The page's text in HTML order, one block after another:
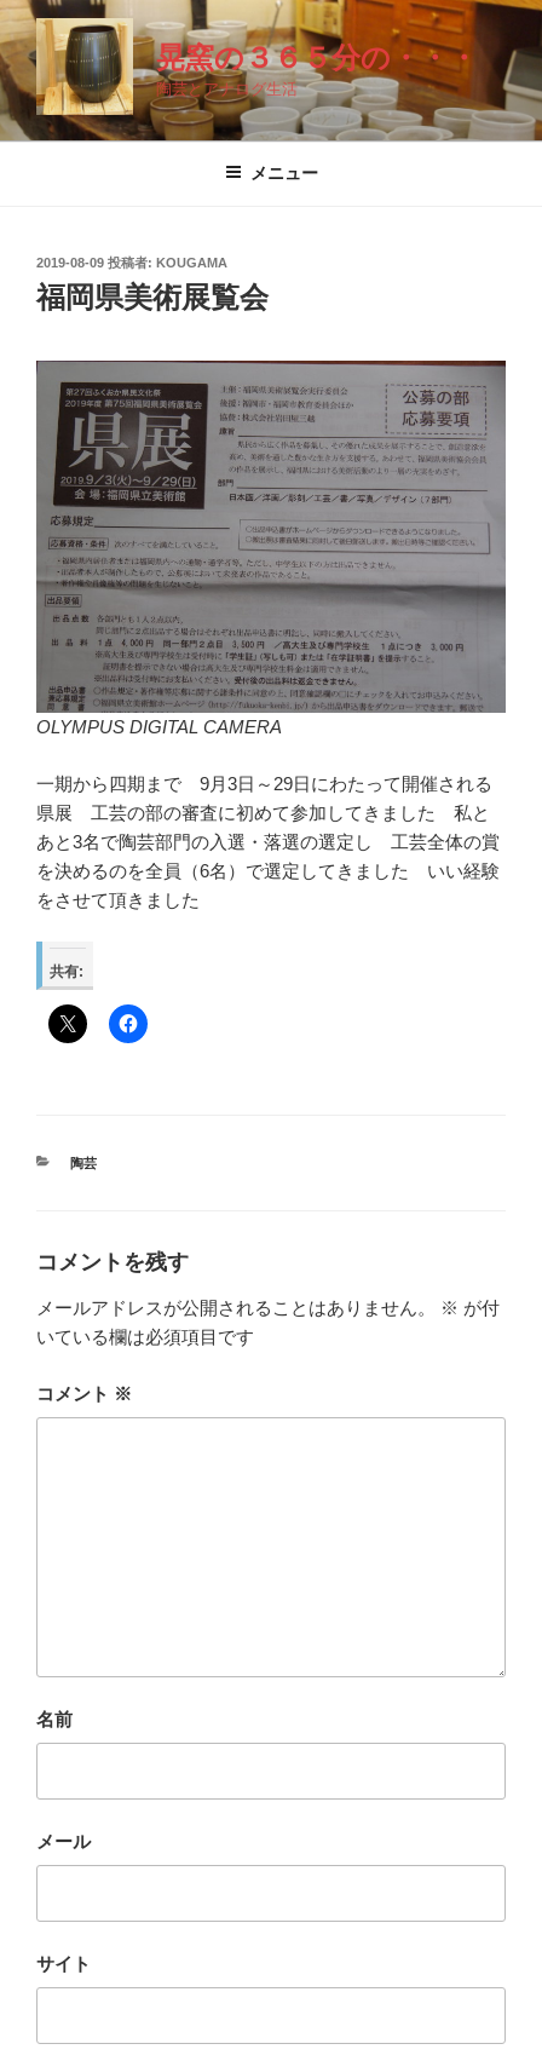
コ
ン
テ
ン
ツ
晃窯の３６５分の・・・
陶芸とアナログ生活
メニュー
投
稿
日:
2019-08-09 投稿者: KOUGAMA
福岡県美術展覧会
OLYMPUS DIGITAL CAMERA
一期から四期まで 9月3日～29日にわたって開催される
県展 工芸の部の審査に初めて参加してきました 私と
あと3名で陶芸部門の入選・落選の選定し 工芸全体の賞
を決めるのを全員（6名）で選定してきました いい経験
をさせて頂きました
共有:
カ
陶芸
コメントを残す
メールアドレスが公開されることはありません。 ※ が付
いている欄は必須項目です
コメント ※
名前
メール
サイト